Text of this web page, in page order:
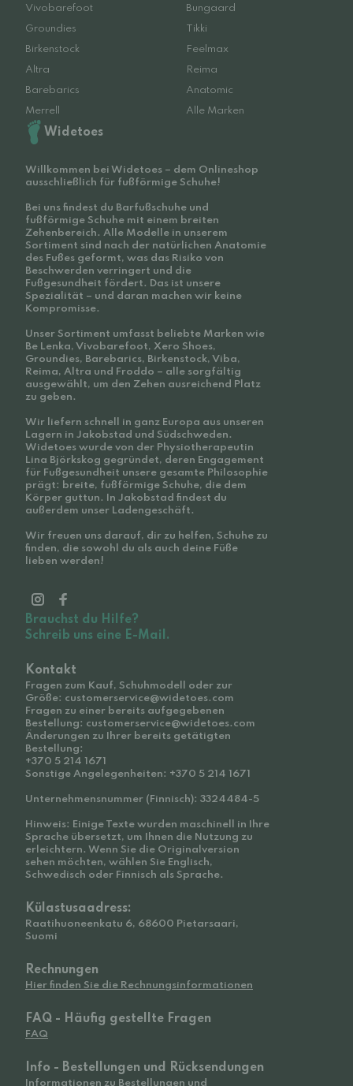
Vivobarefoot
Bungaard
Groundies
Tikki
Birkenstock
Feelmax
Altra
Reima
Barebarics
Anatomic
Merrell
Alle Marken
Widetoes
Willkommen bei Widetoes – dem Onlineshop
ausschließlich für fußförmige Schuhe!
Bei uns findest du Barfußschuhe und
fußförmige Schuhe mit einem breiten
Zehenbereich. Alle Modelle in unserem
Sortiment sind nach der natürlichen Anatomie
des Fußes geformt, was das Risiko von
Beschwerden verringert und die
Fußgesundheit fördert. Das ist unsere
Spezialität – und daran machen wir keine
Kompromisse.
Unser Sortiment umfasst beliebte Marken wie
Be Lenka, Vivobarefoot, Xero Shoes,
Groundies, Barebarics, Birkenstock, Viba,
Reima, Altra und Froddo – alle sorgfältig
ausgewählt, um den Zehen ausreichend Platz
zu geben.
Wir liefern schnell in ganz Europa aus unseren
Lagern in Jakobstad und Südschweden.
Widetoes wurde von der Physiotherapeutin
Lina Björkskog gegründet, deren Engagement
für Fußgesundheit unsere gesamte Philosophie
prägt: breite, fußförmige Schuhe, die dem
Körper guttun. In Jakobstad findest du
außerdem unser Ladengeschäft.
Wir freuen uns darauf, dir zu helfen, Schuhe zu
finden, die sowohl du als auch deine Füße
lieben werden!
Brauchst du Hilfe?
Schreib uns eine E-Mail.
Kontakt
Fragen zum Kauf, Schuhmodell oder zur
Größe: customerservice@widetoes.com
Fragen zu einer bereits aufgegebenen
Bestellung: customerservice@widetoes.com
Änderungen zu Ihrer bereits getätigten
Bestellung:
+370 5 214 1671
Sonstige Angelegenheiten: +370 5 214 1671
Unternehmensnummer (Finnisch): 3324484-5
Hinweis: Einige Texte wurden maschinell in Ihre
Sprache übersetzt, um Ihnen die Nutzung zu
erleichtern. Wenn Sie die Originalversion
sehen möchten, wählen Sie Englisch,
Schwedisch oder Finnisch als Sprache.
Külastusaadress:
Raatihuoneenkatu 6, 68600 Pietarsaari,
Suomi
Rechnungen
Hier finden Sie die Rechnungsinformationen
FAQ - Häufig gestellte Fragen
FAQ
Info - Bestellungen und Rücksendungen
Informationen zu Bestellungen und